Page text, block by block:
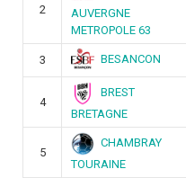
2
AUVERGNE
METROPOLE 63
3 BESANCON
4
BREST
BRETAGNE
5
CHAMBRAY
TOURAINE